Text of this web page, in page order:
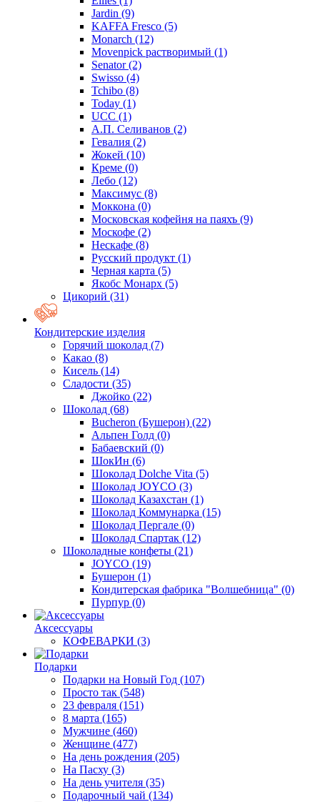
Jardin (9)
KAFFA Fresco (5)
Monarch (12)
Movenpick растворимый (1)
Senator(2)
Swisso (4)
Tchibo (8)
Today (1)
UCC (1)
А.П. Селиванов (2)
Гевалия (2)
Жокей (10)
Креме (0)
Лебо (12)
Максимус (8)
Моккона (0)
Московская кофейня на паяхъ (9)
Москофе (2)
Нескафе (8)
Русский продукт (1)
Черная карта (5)
Якобс Монарх (5)
Цикорий (31)
Кондитерские изделия
Горячий шоколад (7)
Какао (8)
Кисель (14)
Сладости (35)
Джойко (22)
Шоколад (68)
Bucheron (Бушерон) (22)
Альпен Голд (0)
Бабаевский (0)
ШокИн (6)
Шоколад Dolche Vita (5)
Шоколад JOYCO (3)
Шоколад Казахстан (1)
Шоколад Коммунарка (15)
Шоколад Пергале (0)
Шоколад Спартак (12)
Шоколадные конфеты (21)
JOYCO (19)
Бушерон (1)
Кондитерская фабрика "Волшебница" (0)
Пурпур (0)
Аксессуары
КОФЕВАРКИ (3)
Подарки
Подарки на Новый Год (107)
Просто так (548)
23 февраля (151)
8 марта (165)
Мужчине (460)
Женщине (477)
На день рождения (205)
На Пасху (3)
На день учителя (35)
Подарочный чай (134)